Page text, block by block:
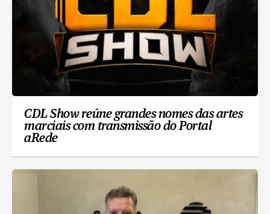
CDL Show reúne grandes nomes das artes
marciais com transmissão do Portal
aRede